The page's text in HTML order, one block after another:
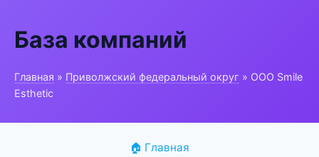
База компаний
Главная » Приволжский федеральный округ » ООО Smile
Esthetic
🏠 Главная